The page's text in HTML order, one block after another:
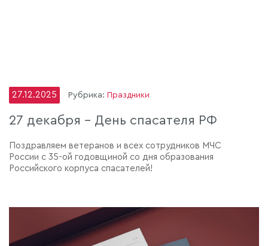
27.12.2025 Рубрика: Праздники
27 декабря - День спасателя РФ
Поздравляем ветеранов и всех сотрудников МЧС
России с 35-ой годовщиной со дня образования
Российского корпуса спасателей!